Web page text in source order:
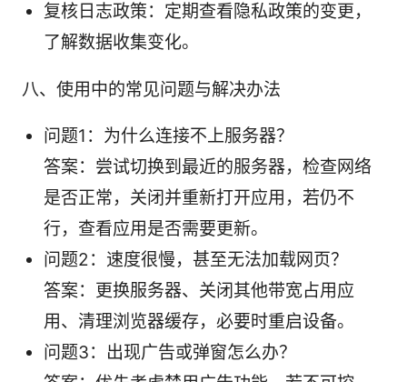
复核日志政策：定期查看隐私政策的变更，
了解数据收集变化。
八、使用中的常见问题与解决办法
问题1：为什么连接不上服务器？
答案：尝试切换到最近的服务器，检查网络
是否正常，关闭并重新打开应用，若仍不
行，查看应用是否需要更新。
问题2：速度很慢，甚至无法加载网页？
答案：更换服务器、关闭其他带宽占用应
用、清理浏览器缓存，必要时重启设备。
问题3：出现广告或弹窗怎么办？